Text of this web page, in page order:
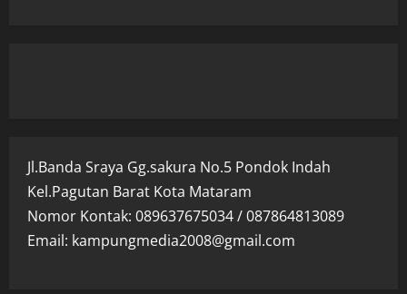
Jl.Banda Sraya Gg.sakura No.5 Pondok Indah
Kel.Pagutan Barat Kota Mataram
Nomor Kontak: 089637675034 / 087864813089
Email: kampungmedia2008@gmail.com